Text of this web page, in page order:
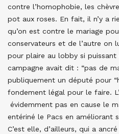
contre l’homophobie, les
pot aux roses. En fait, il n’y a
qu’on est contre le mariage
conservateurs et de l’autre on
pour plaire au lobby si puissant
campagne avait dit : “pas de
publiquement un député pour
fondement légal pour le faire.
évidemment pas en cause le
entériné le Pacs en améliorant
C’est elle, d’ailleurs, qui a